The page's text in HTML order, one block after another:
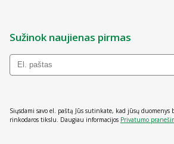
Sužinok naujienas pirmas
Siųsdami savo el. paštą Jūs sutinkate, kad jūsų
rinkodaros tikslu. Daugiau informacijos Privatumo